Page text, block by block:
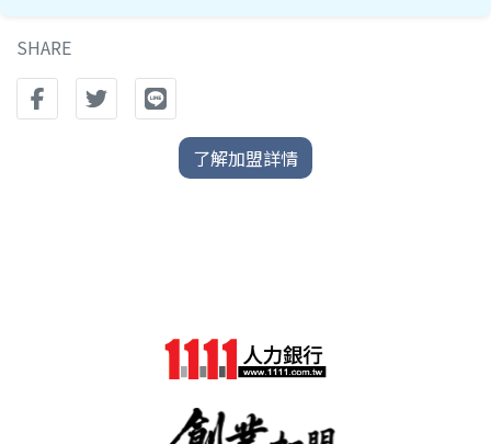
SHARE
了解加盟詳情